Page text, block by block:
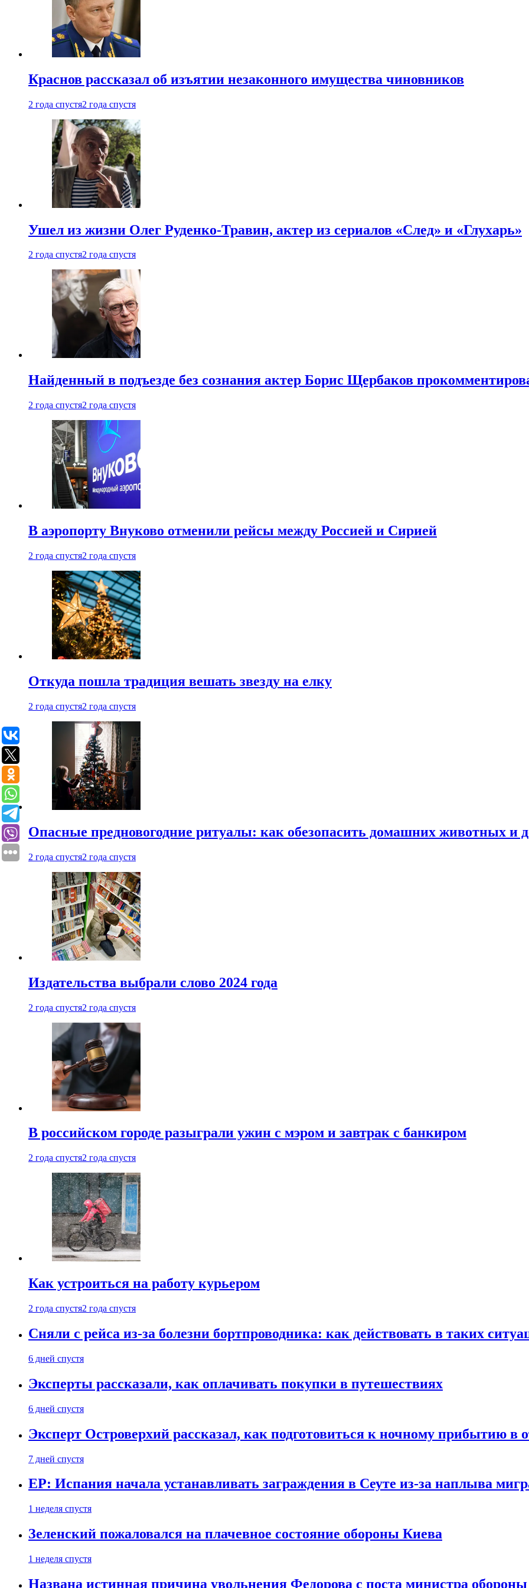
Краснов рассказал об изъятии незаконного имущества чиновников
2 года спустя2 года спустя
Ушел из жизни Олег Руденко-Травин, актер из сериалов «След» и «Глухарь»
2 года спустя2 года спустя
Найденный в подъезде без сознания актер Борис Щербаков
2 года спустя2 года спустя
В аэропорту Внуково отменили рейсы между Россией и Сирией
2 года спустя2 года спустя
Откуда пошла традиция вешать звезду на елку
2 года спустя2 года спустя
Опасные предновогодние ритуалы: как обезопасить домашних животных и
2 года спустя2 года спустя
Издательства выбрали слово 2024 года
2 года спустя2 года спустя
В российском городе разыграли ужин с мэром и завтрак с банкиром
2 года спустя2 года спустя
Как устроиться на работу курьером
2 года спустя2 года спустя
Сняли с рейса из-за болезни бортпроводника: как действовать в таких
6 дней спустя
Эксперты рассказали, как оплачивать покупки в путешествиях
6 дней спустя
Эксперт Островерхий рассказал, как подготовиться к ночному прибытию в
7 дней спустя
EP: Испания начала устанавливать заграждения в Сеуте из-за наплыва
1 неделя спустя
Зеленский пожаловался на плачевное состояние обороны Киева
1 неделя спустя
Названа истинная причина увольнения Федорова с поста министра